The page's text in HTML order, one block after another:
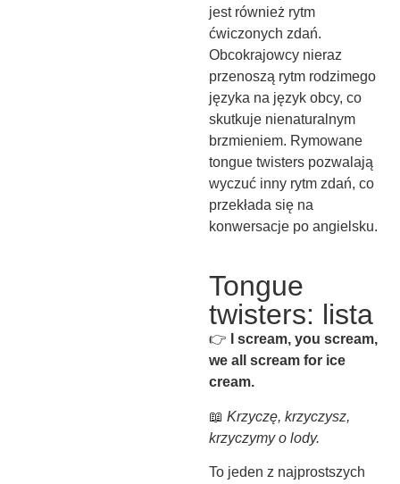
jest również rytm
ćwiczonych zdań.
Obcokrajowcy nieraz
przenoszą rytm rodzimego
języka na język obcy, co
skutkuje nienaturalnym
brzmieniem. Rymowane
tongue twisters pozwalają
wyczuć inny rytm zdań, co
przekłada się na
konwersacje po angielsku.
Tongue
twisters: lista
👉
I scream, you scream,
we all scream for ice
cream.
📖 Krzyczę, krzyczysz,
krzyczymy o lody.
To jeden z najprostszych